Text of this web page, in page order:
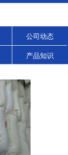
公司动态
产品知识